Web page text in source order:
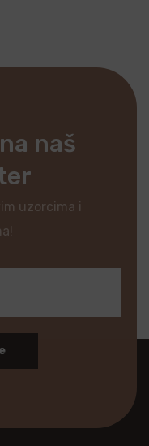
naš
uzorcima i